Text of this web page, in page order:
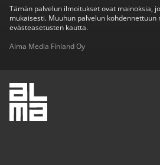
Tämän palvelun ilmoitukset ovat mainoksia,
mukaisesti. Muuhun palvelun
evästeasetusten kautta.
Alma Media Finland Oy